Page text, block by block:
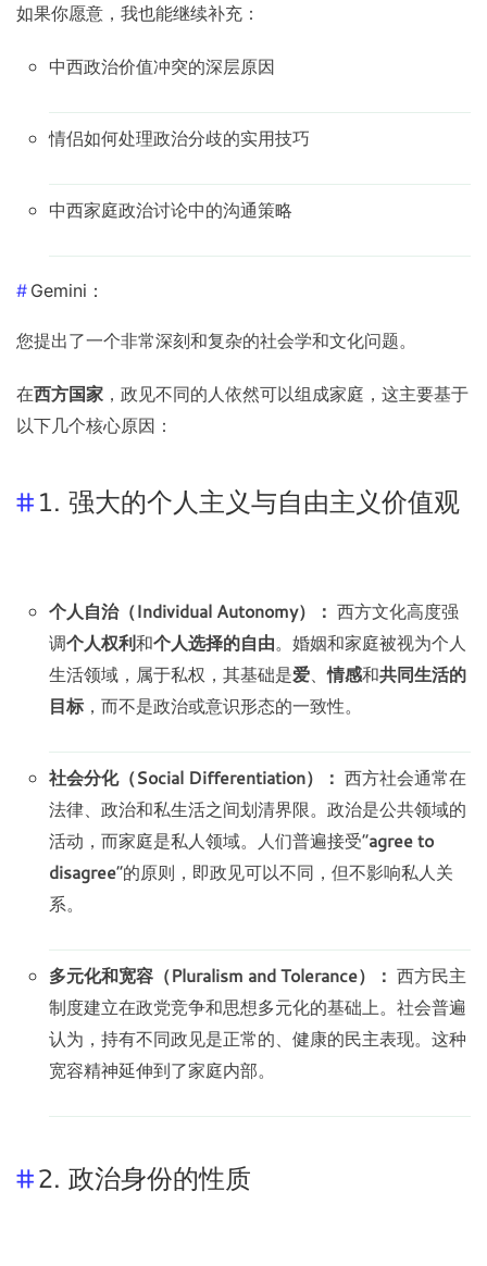
如果你愿意，我也能继续补充：
中西政治价值冲突的深层原因
情侣如何处理政治分歧的实用技巧
中西家庭政治讨论中的沟通策略
Gemini：
您提出了一个非常深刻和复杂的社会学和文化问题。
在西方国家 ，政见不同的人依然可以组成家庭，这主要基于
以下几个核心原因：
1. 强大的个人主义与自由主义价值观
个人自治（Individual Autonomy）： 西方文化高度强
调个人权利和个人选择的自由。婚姻和家庭被视为个人
生活领域，属于私权，其基础是爱 、情感和共同生活的
目标 ，而不是政治或意识形态的一致性。
社会分化（Social Differentiation）： 西方社会通常在
法律、政治和私生活之间划清界限。政治是公共领域的
活动，而家庭是私人领域。人们普遍接受“agree to
disagree”的原则，即政见可以不同，但不影响私人关
系。
多元化和宽容（Pluralism and Tolerance）： 西方民主
制度建立在政党竞争和思想多元化的基础上。社会普遍
认为，持有不同政见是正常的、健康的民主表现。这种
宽容精神延伸到了家庭内部。
2. 政治身份的性质